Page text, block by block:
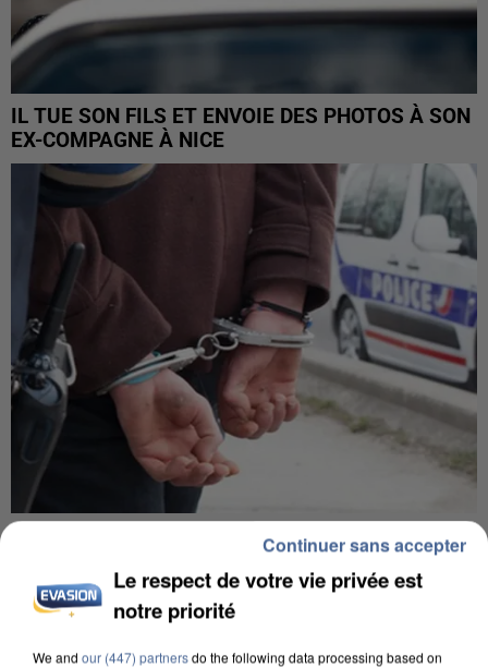
IL TUE SON FILS ET ENVOIE DES PHOTOS À SON
EX-COMPAGNE À NICE
L’UN DES FONDATEURS SUPPOSÉS DE LA DZ
MAFIA INTERPELLÉ EN ALGÉRIE
Le respect de votre vie privée est
notre priorité
We and our (447) partnersdo the following data processing based on
Continuer sans accepter